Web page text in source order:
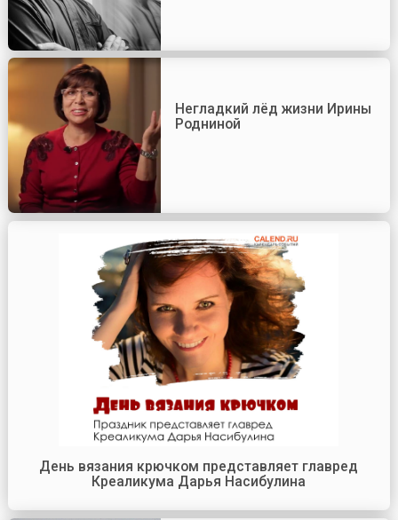
Негладкий лёд жизни Ирины
Родниной
День вязания крючком представляет главред
Креаликума Дарья Насибулина